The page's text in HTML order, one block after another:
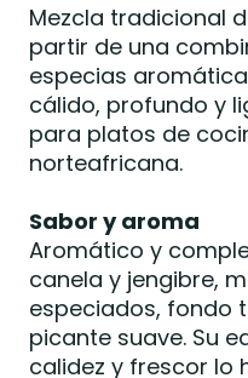
Mezcla tradicional
partir de una
especias
cálido, profundo y
para platos de
norteafricana.
Sabor y aroma
Aromático y
canela y jengibre,
especiados, fondo
picante suave. Su
calidez y frescor lo